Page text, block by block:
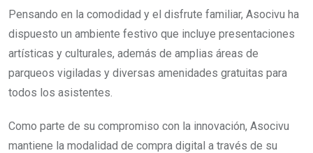
Pensando en la comodidad y el disfrute familiar, Asocivu ha
dispuesto un ambiente festivo que incluye presentaciones
artísticas y culturales, además de amplias áreas de
parqueos vigiladas y diversas amenidades gratuitas para
todos los asistentes.
Como parte de su compromiso con la innovación, Asocivu
mantiene la modalidad de compra digital a través de su